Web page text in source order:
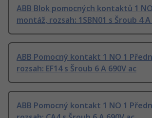
ABB Blok pomocných kontaktů 1
montáž, rozsah: 1SBN01 s Šroub 4 A
ABB Pomocný kontakt 1 NO 1
rozsah: EF14 s Šroub 6 A 690V ac
ABB Pomocný kontakt 1 NO 1